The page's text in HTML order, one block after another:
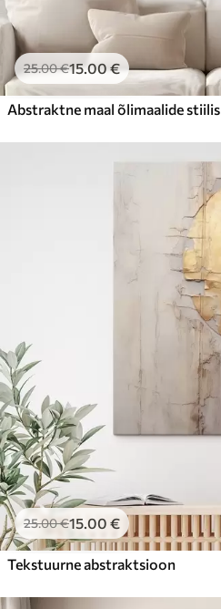
25.00€15.00€
Abstraktne maal õlimaalide stiilis
25.00€15.00 €
Tekstuurne abstraktsioon